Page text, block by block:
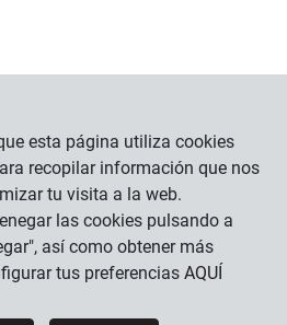
esta página utiliza cookies
recopilar información que nos
tu visita a la web.
las cookies pulsando a
así como obtener más
tus preferencias AQUÍ